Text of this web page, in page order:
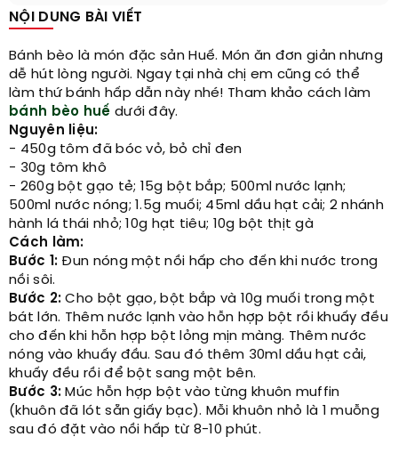
NỘI DUNG BÀI VIẾT
Bánh bèo là món đặc sản Huế. Món ăn đơn giản nhưng
dễ hút lòng người. Ngay tại nhà chị em cũng có thể
làm thứ bánh hấp dẫn này nhé! Tham khảo cách làm
bánh bèo huế dưới đây.
Nguyên liệu:
- 450g tôm đã bóc vỏ, bỏ chỉ đen
- 30g tôm khô
- 260g bột gạo tẻ; 15g bột bắp; 500ml nước lạnh;
500ml nước nóng; 1.5g muối; 45ml dầu hạt cải; 2 nhánh
hành lá thái nhỏ; 10g hạt tiêu; 10g bột thịt gà
Cách làm:
Bước 1: Đun nóng một nồi hấp cho đến khi nước trong
nồi sôi.
Bước 2:Cho bột gạo, bột bắp và 10g muối trong một
bát lớn. Thêm nước lạnh vào hỗn hợp bột rồi khuấy đều
cho đến khi hỗn hợp bột lỏng mịn màng. Thêm nước
nóng vào khuấy đầu. Sau đó thêm 30ml dầu hạt cải,
khuấy đều rồi để bột sang một bên.
Bước 3: Múc hỗn hợp bột vào từng khuôn muffin
(khuôn đã lót sẵn giấy bạc). Mỗi khuôn nhỏ là 1 muỗng
sau đó đặt vào nồi hấp từ 8-10 phút.